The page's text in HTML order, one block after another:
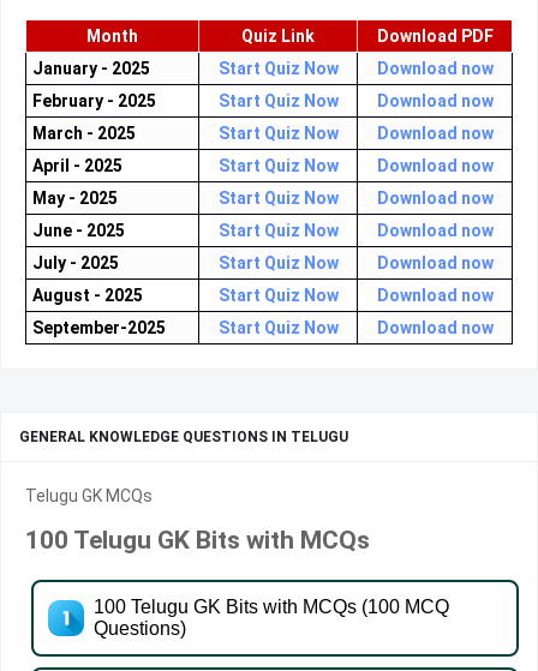
Month Quiz Link
Download PDF
January - 2025
Start Quiz Now
Download now
February - 2025
Start Quiz Now
Download now
March - 2025
Start Quiz Now
Download now
April - 2025
Start Quiz Now
Download now
May - 2025
Start Quiz Now
Download now
June - 2025
Start Quiz Now
Download now
July - 2025
Start Quiz Now
Download now
August - 2025
Start Quiz Now
Download now
September-2025
Start Quiz Now Download now
GENERAL KNOWLEDGE QUESTIONS IN TELUGU
Telugu GK MCQs
100 Telugu GK Bits with MCQs
100 Telugu GK Bits with MCQs (100 MCQ
Questions)